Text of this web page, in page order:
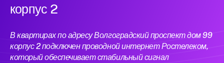
корпус 2
В квартирах по адресу Волгоградский проспект дом 99
корпус 2 подключен проводной интернет Ростелеком,
который обеспечивает стабильный сигнал